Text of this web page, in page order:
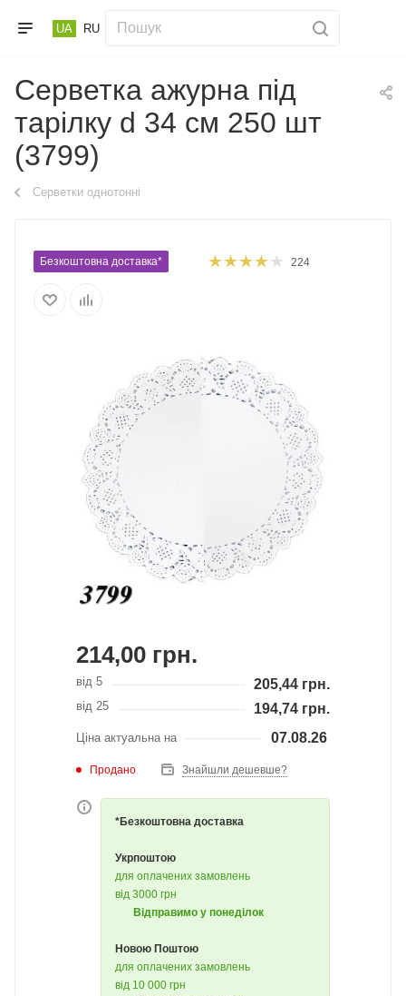
UA RU
Серветка ажурна під
тарілку d 34 см 250 шт
(3799)
Серветки однотонні
Безкоштовна доставка* 224
214,00 грн.
від 5 205,44 грн.
від 25 194,74 грн.
Ціна актуальна на 07.08.26
Продано Знайшли дешевше?
*Безкоштовна доставка
Укрпоштою
для оплачених замовлень
від 3000 грн
Відправимо у понеділок
Новою Поштою
для оплачених замовлень
від 10 000 грн